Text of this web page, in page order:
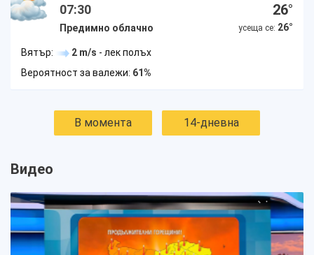
07:30
Предимно облачно
26°
усеща се: 26°
Вятър: 2 m/s - лек полъх
Вероятност за валежи: 61%
В момента 14-дневна
Видео